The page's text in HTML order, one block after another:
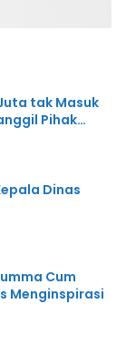
tak Masuk
Pihak
Dinas
Cum
Menginspirasi